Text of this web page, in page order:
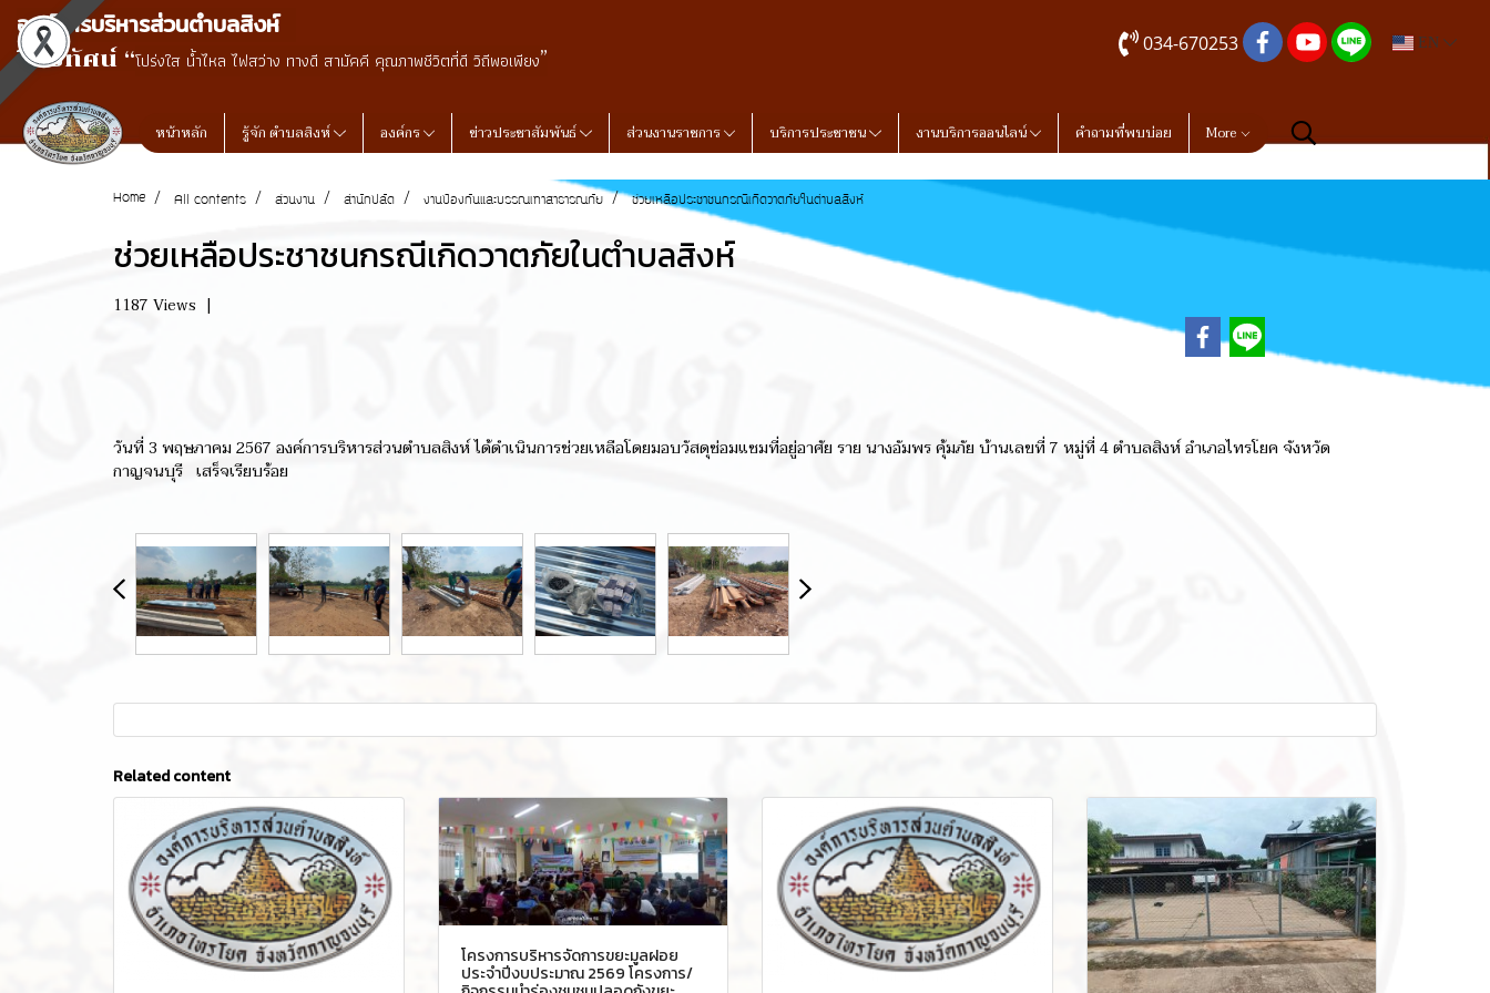
องค์การบริหารส่วนตำบลสิงห์
วิสัยทัศน์ “โปร่งใส น้ำไหล ไฟสว่าง ทางดี สามัคคี คุณภาพชีวิตที่ดี วิถีพอเพียง” 034-670253 EN
หน้าหลัก รู้จัก ตำบลสิงห์ องค์กร ข่าวประชาสัมพันธ์ ส่วนงานราชการ บริการประชาชน งานบริการออนไลน์ คำถามที่พบบ่อย More
Home All contents ส่วนงาน สำนักปลัด งานป้องกันและบรรณเทาสาธารณภัย ช่วยเหลือประชาชนกรณีเกิดวาตภัยในตำบลสิงห์
ช่วยเหลือประชาชนกรณีเกิดวาตภัยในตำบลสิงห์
1187 Views |
วันที่ 3 พฤษภาคม 2567 องค์การบริหารส่วนตำบลสิงห์ ได้ดำเนินการช่วยเหลือโดยมอบวัสดุซ่อมแซมที่อยู่อาศัย ราย นางอัมพร คุ้มภัย บ้านเลขที่ 7 หมู่ที่ 4 ตำบลสิงห์ อำเภอไทรโยค จังหวัด
กาญจนบุรี เสร็จเรียบร้อย
Related content
โครงการบริหารจัดการขยะมูลฝอย
ประจำปีงบประมาณ 2569 โครงการ/